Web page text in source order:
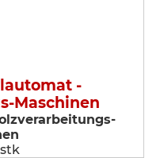
-
Maschinen